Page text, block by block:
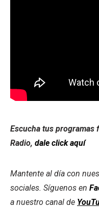
Escucha tus programas
Radio, dale click aquí
Mantente al día con
sociales. Síguenos en
a nuestro canal de